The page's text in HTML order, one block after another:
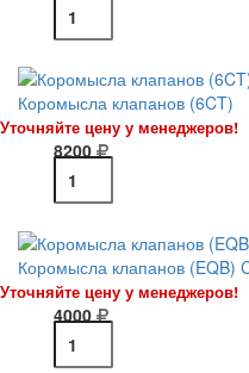
Коромысла клапанов (6CT)
Уточняйте цену у менеджеров!
8200
Коромысла клапанов (EQB)
Уточняйте цену у менеджеров!
4000